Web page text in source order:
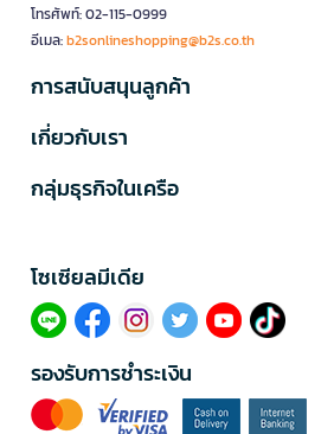
โทรศัพท์: 02-115-0999
อีเมล:b2sonlineshopping@b2s.co.th
การสนับสนุนลูกค้า
เกี่ยวกับเรา
กลุ่มธุรกิจในเครือ
โซเซียลมีเดีย​
รองรับการชำระเงิน